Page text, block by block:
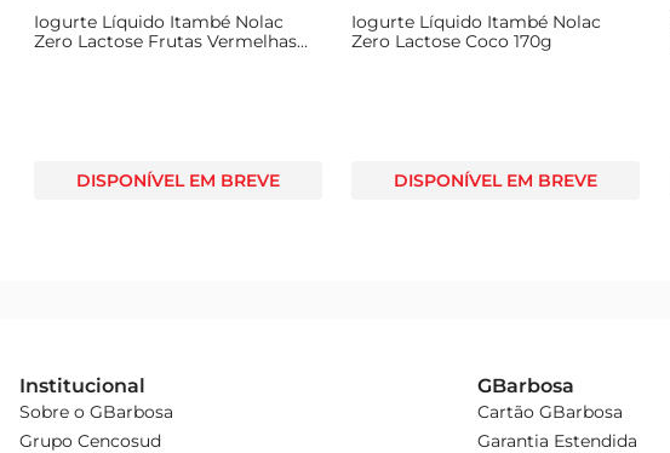
Iogurte Líquido Itambé Nolac
Zero Lactose Frutas Vermelhas
DISPONÍVEL EM BREVE
Iogurte Líquido Itambé Nolac
Zero Lactose Coco 170g
DISPONÍVEL EM BREVE
Institucional
Sobre o GBarbosa
Grupo Cencosud
GBarbosa
Cartão GBarbosa
Garantia Estendida